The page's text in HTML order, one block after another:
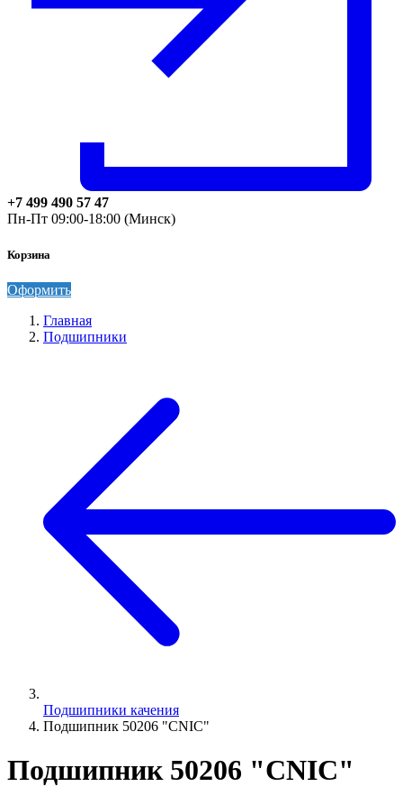
+7 499 490 57 47
Пн-Пт 09:00-18:00 (Минск)
Корзина
Оформить
Главная
Подшипники
Подшипники качения
Подшипник 50206 "СNIC"
Подшипник 50206 "СNIC"